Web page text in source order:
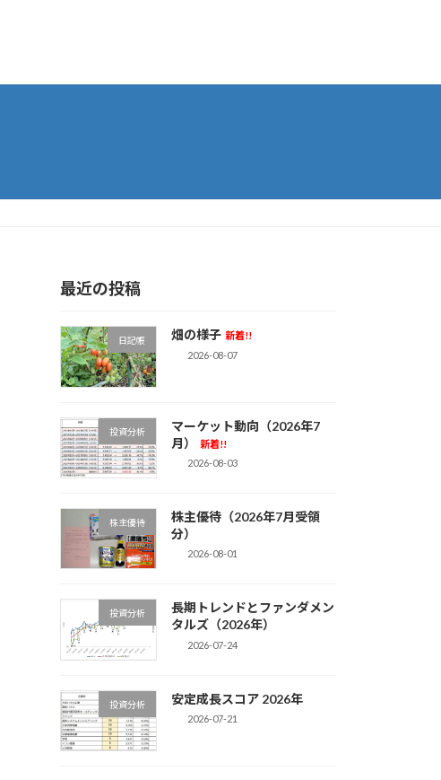
最近の投稿
日記帳 畑の様子 新着!!
2026-08-07
投資分析
マーケット動向（2026年7
月）
新着!!
2026-08-03
株主優待
株主優待（2026年7月受領
分）
2026-08-01
投資分析
長期トレンドとファンダメン
タルズ（2026年）
2026-07-24
投資分析 安定成長スコア 2026年
2026-07-21